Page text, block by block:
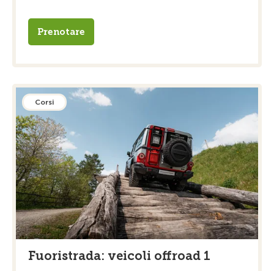
Prenotare
Corsi
Fuoristrada: veicoli offroad 1